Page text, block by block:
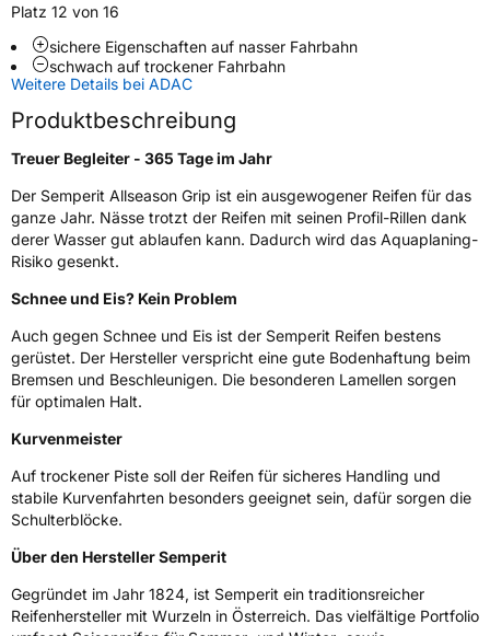
FahrzeugartPKW & SUV
Weitere Eigenschaften
SchlauchtypTL
M+SJa
VerstärktXL
EU Label
C
Nasshaftung C
Rollgeräusch (dB) 72
FahrzeugklasseC1
Platz 12 von 16
sichere Eigenschaften auf nasser Fahrbahn
schwach auf trockener Fahrbahn
Weitere Details bei ADAC
Produktbeschreibung
Treuer Begleiter - 365 Tage im Jahr
Der Semperit Allseason Grip ist ein ausgewogener Reifen für das
ganze Jahr. Nässe trotzt der Reifen mit seinen Profil-Rillen dank
derer Wasser gut ablaufen kann. Dadurch wird das Aquaplaning-
Risiko gesenkt.
Schnee und Eis? Kein Problem
Auch gegen Schnee und Eis ist der Semperit Reifen bestens
gerüstet. Der Hersteller verspricht eine gute Bodenhaftung beim
Bremsen und Beschleunigen. Die besonderen Lamellen sorgen
für optimalen Halt.
Kurvenmeister
Auf trockener Piste soll der Reifen für sicheres Handling und
stabile Kurvenfahrten besonders geeignet sein, dafür sorgen die
Schulterblöcke.
Über den Hersteller Semperit
Gegründet im Jahr 1824, ist Semperit ein traditionsreicher
Reifenhersteller mit Wurzeln in Österreich. Das vielfältige Portfolio